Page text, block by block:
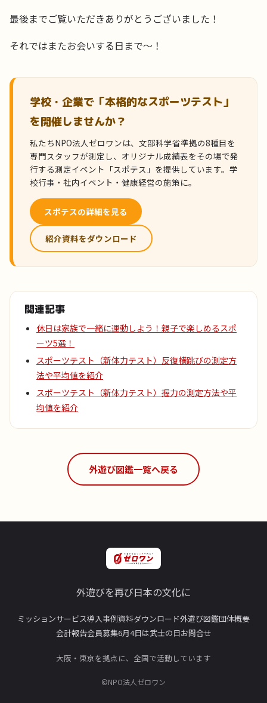
最後までご覧いただきありがとうございました！
それではまたお会いする日まで〜！
学校・企業で「本格的なスポーツテスト」
を開催しませんか？
私たちNPO法人ゼロワンは、文部科学省準拠の8種目を
専門スタッフが測定し、オリジナル成績表をその場で発
行する測定イベント「スポテス」を提供しています。学
校行事・社内イベント・健康経営の施策に。
スポテスの詳細を見る
紹介資料をダウンロード
関連記事
休日は家族で一緒に運動しよう！親子で楽しめるスポ
ーツ5選！
スポーツテスト（新体力テスト）反復横跳びの測定方
法や平均値を紹介
スポーツテスト（新体力テスト）握力の測定方法や平
均値を紹介
外遊び図鑑一覧へ戻る
外遊びを再び日本の文化に
ミッションサービス導入事例資料ダウンロード外遊び図鑑団体概要
会計報告会員募集6月4日は武士の日お問合せ
大阪・東京を拠点に、全国で活動しています
©NPO法人ゼロワン